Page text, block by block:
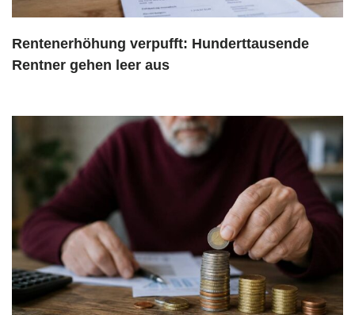
Rentenerhöhung verpufft: Hunderttausende
Rentner gehen leer aus